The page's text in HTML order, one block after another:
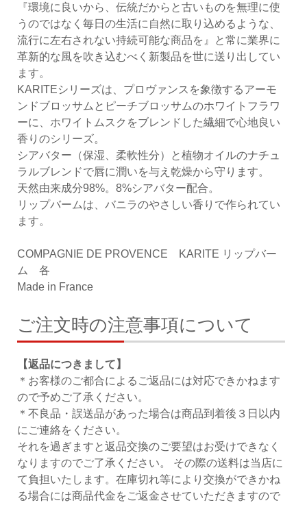
『環境に良いから、伝統だからと古いものを無理に使
うのではなく毎日の生活に自然に取り込めるような、
流行に左右されない持続可能な商品を』と常に業界に
革新的な風を吹き込むべく新製品を世に送り出してい
ます。
KARITEシリーズは、プロヴァンスを象徴するアーモ
ンドブロッサムとピーチブロッサムのホワイトフラワ
ーに、ホワイトムスクをブレンドした繊細で心地良い
香りのシリーズ。
シアバター（保湿、柔軟性分）と植物オイルのナチュ
ラルブレンドで唇に潤いを与え乾燥から守ります。
天然由来成分98%。8%シアバター配合。
リップバームは、バニラのやさしい香りで作られてい
ます。
COMPAGNIE DE PROVENCE KARITE リップバー
ム 各
Made in France
ご注文時の注意事項について
【返品につきまして】
＊お客様のご都合によるご返品には対応できかねます
ので予めご了承ください。
＊不良品・誤送品があった場合は商品到着後３日以内
にご連絡をください。
それを過ぎますと返品交換のご要望はお受けできなく
なりますのでご了承ください。 その際の送料は当店に
て負担いたします。在庫切れ等により交換ができかね
る場合には商品代金をご返金させていただきますので